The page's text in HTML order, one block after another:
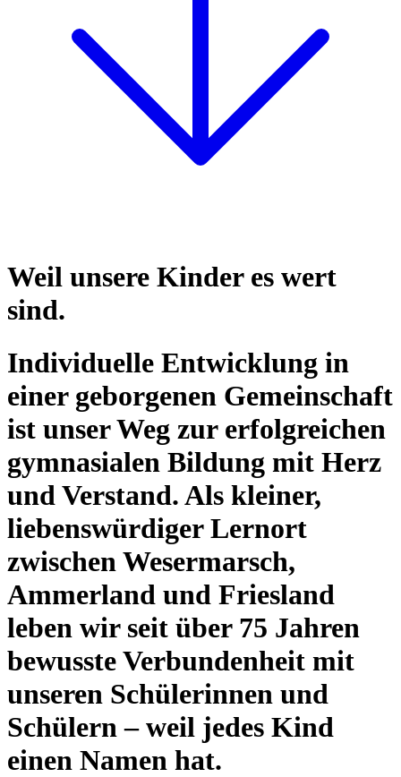
Weil unsere Kinder es wert
sind.
Individuelle Entwicklung in
einer geborgenen Gemeinschaft
ist unser Weg zur erfolgreichen
gymnasialen Bildung mit Herz
und Verstand. Als kleiner,
liebenswürdiger Lernort
zwischen Wesermarsch,
Ammerland und Friesland
leben wir seit über 75 Jahren
bewusste Verbundenheit mit
unseren Schülerinnen und
Schülern – weil jedes Kind
einen Namen hat.